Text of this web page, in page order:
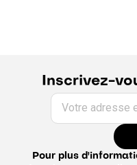
Inscrivez-
Votre adresse
Pour plus